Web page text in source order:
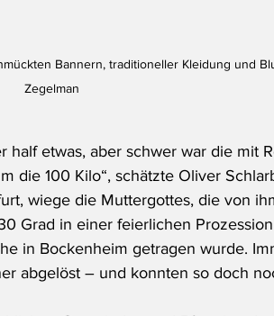
Bannern, traditioneller Kleidung und
Zegelman
half etwas, aber schwer war die mit
die 100 Kilo“, schätzte Oliver
wiege die Muttergottes, die von
Grad in einer feierlichen
in Bockenheim getragen wurde.
abgelöst – und konnten so doch